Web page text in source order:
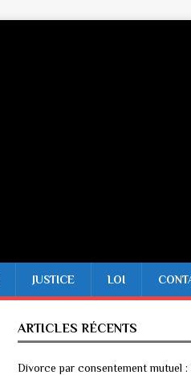
JUSTICE LOI
ARTICLES RÉCENTS
Divorce par consentement mutuel :